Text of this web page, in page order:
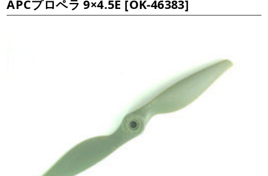
APCプロペラ 9×4.5E [OK-46383]